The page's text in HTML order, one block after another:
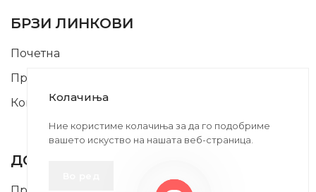
БРЗИ ЛИНКОВИ
Почетна
Производи
Контакт
INFORMATION
ДОБРО Е ДА ЗНАЕТЕ
Колачиња
Ние користиме колачиња за да го подобриме
вашето искуство на нашата веб-страница.